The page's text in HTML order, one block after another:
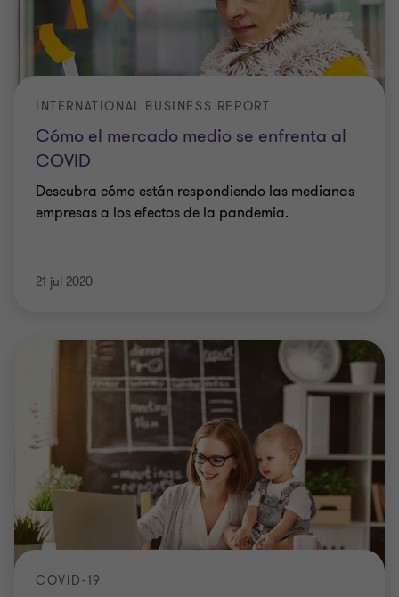
Cómo el mercado medio se enfrenta al
COVID
INTERNATIONAL BUSINESS REPORT
Descubra cómo están respondiendo las medianas
empresas a los efectos de la pandemia.
21 jul 2020
COVID-19